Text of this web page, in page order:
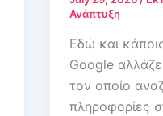
Ανάπτυξη
Εδώ και
Google
τον οποίο
πληροφορίες